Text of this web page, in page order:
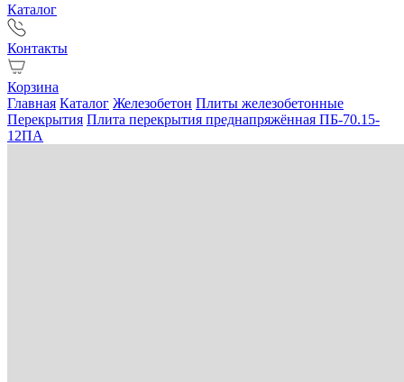
Каталог
Контакты
Корзина
Главная Каталог Железобетон Плиты железобетонные
Перекрытия Плита перекрытия преднапряжённая ПБ-70.15-
12ПА